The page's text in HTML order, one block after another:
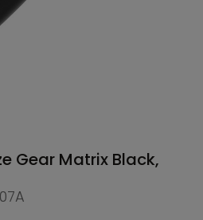
Gear Matrix Black,